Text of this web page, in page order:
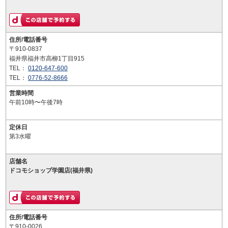
住所/電話番号
〒910-0837
福井県福井市高柳1丁目915
TEL： 0120-647-600
TEL： 0776-52-8666
営業時間
午前10時〜午後7時
定休日
第3水曜
店舗名
ドコモショップ学園店(福井県)
住所/電話番号
〒910-0026